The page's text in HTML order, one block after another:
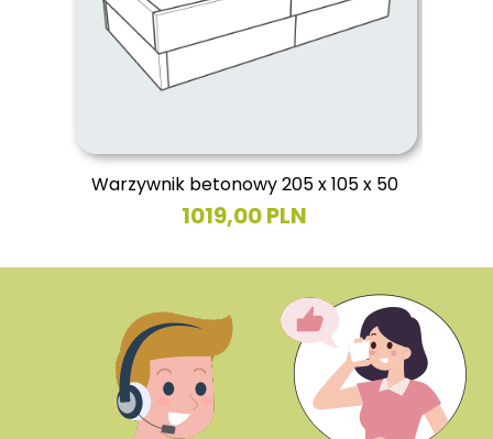
Warzywnik betonowy 205 x 105 x 50
1019,00 PLN